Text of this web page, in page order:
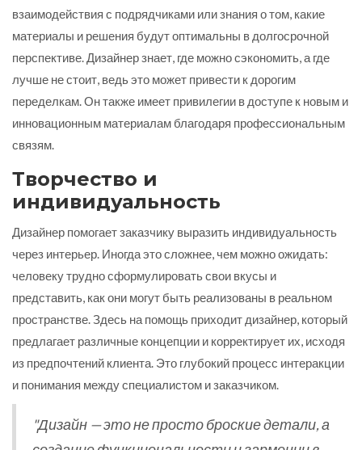
взаимодействия с подрядчиками или знания о том, какие
материалы и решения будут оптимальны в долгосрочной
перспективе. Дизайнер знает, где можно сэкономить, а где
лучше не стоит, ведь это может привести к дорогим
переделкам. Он также имеет привилегии в доступе к новым и
инновационным материалам благодаря профессиональным
связям.
Творчество и
индивидуальность
Дизайнер помогает заказчику выразить индивидуальность
через интерьер. Иногда это сложнее, чем можно ожидать:
человеку трудно сформулировать свои вкусы и
представить, как они могут быть реализованы в реальном
пространстве. Здесь на помощь приходит дизайнер, который
предлагает различные концепции и корректирует их, исходя
из предпочтений клиента. Это глубокий процесс интеракции
и понимания между специалистом и заказчиком.
"Дизайн — это не просто броские детали, а